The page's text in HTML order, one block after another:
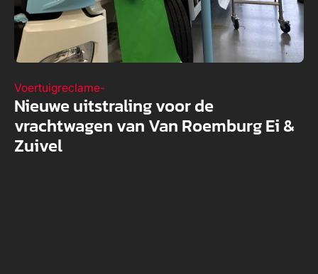
Voertuigreclame-
Nieuwe uitstraling voor de
vrachtwagen van Van Roemburg Ei &
Zuivel